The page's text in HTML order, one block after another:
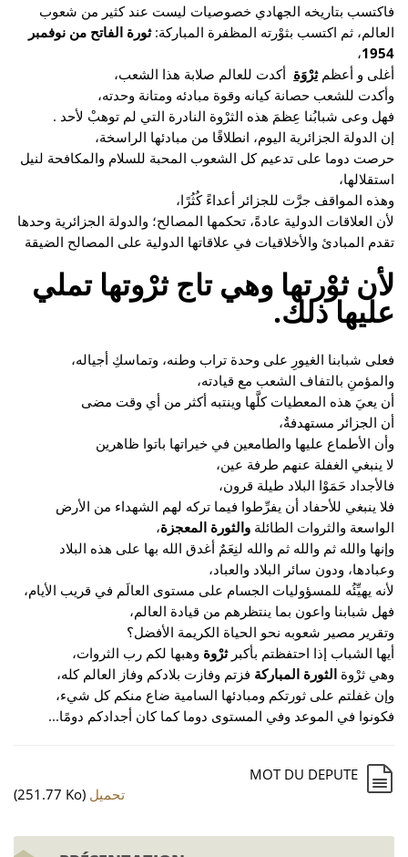
فاكتسب بتاريخه الجهادي خصوصيات ليست عند كثير من شعوب
العالم، ثم اكتسب بثوْرته المظفرة المباركة:ثورة الفاتح من نوفمبر
1954،
أغلى و أعظمثرْوَة أكدت للعالم صلابة هذا الشعب،
وأكدت للشعب حصانة كيانه وقوة مبادئه ومتانة وحدته،
فهل وعى شبابُنا عِظمَ هذه الثرْوة النادرة التي لم توهبْ لأحد .
إن الدولة الجزائرية اليوم، انطلاقًا من مبادئها الراسخة،
حرصت دوما على تدعيم كل الشعوب المحبة للسلام والمكافحة لنيل
استقلالها،
وهذه المواقف جرَّت للجزائر أعداءً كُثُرًا،
لأن العلاقات الدولية عادةً، تحكمها المصالح؛ والدولة الجزائرية وحدها
تقدم المبادئ والأخلاقيات في علاقاتها الدولية على المصالح الضيقة
لأن ثوْرتها وهي تاج ثرْوتها تملي
عليها ذلك.
فعلى شبابنا الغيورِ على وحدة تراب وطنه، وتماسكِ أجياله،
والمؤمنِ بالتفاف الشعب مع قيادته،
أن يعيَ هذه المعطيات كلَّها وينتبه أكثر من أي وقت مضى
أن الجزائر مستهدفةٌ،
وأن الأطماع عليها والطامعين في خيراتها باتوا ظاهرين
لا ينبغي الغفلة عنهم طرفة عين،
فالأجداد حَمَوْا البلاد طيلة قرون،
فلا ينبغي للأحفاد أن يفرِّطوا فيما تركه لهم الشهداء من الأرض
الواسعة والثروات الطائلة والثورة المعجزة،
وإنها والله ثم والله ثم والله لنِعَمٌ أغدق الله بها على هذه البلاد
وعبادها، ودون سائر البلاد والعباد،
لأنه يهيِّئُه للمسؤوليات الجسام على مستوى العالَم في قريب الأيام،
فهل شبابنا واعون بما ينتظرهم من قيادة العالم،
وتقرير مصير شعوبه نحو الحياة الكريمة الأفضل؟
أيها الشباب إذا احتفظتم بأكبرثرْوة وهبها لكم رب الثروات،
وهي ثرْوة الثورة المباركة فزتم وفازت بلادكم وفاز العالم كله،
وإن غفلتم على ثورتكم ومبادئها السامية ضاع منكم كل شيء،
فكونوا في الموعد وفي المستوى دوما كما كان أجدادكم دومًا...
(251.77 Ko) تحميل